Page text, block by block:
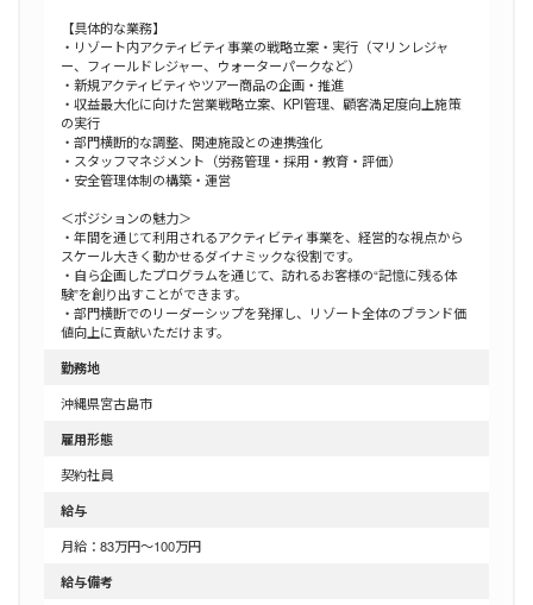
【具体的な業務】
・リゾート内アクティビティ事業の戦略立案・実行（マリンレジャ
ー、フィールドレジャー、ウォーターパークなど）
・新規アクティビティやツアー商品の企画・推進
・収益最大化に向けた営業戦略立案、KPI管理、顧客満足度向上施策
の実行
・部門横断的な調整、関連施設との連携強化
・スタッフマネジメント（労務管理・採用・教育・評価）
・安全管理体制の構築・運営
＜ポジションの魅力＞
・年間を通じて利用されるアクティビティ事業を、経営的な視点から
スケール大きく動かせるダイナミックな役割です。
・自ら企画したプログラムを通じて、訪れるお客様の“記憶に残る体
験”を創り出すことができます。
・部門横断でのリーダーシップを発揮し、リゾート全体のブランド価
値向上に貢献いただけます。
勤務地
沖縄県宮古島市
雇用形態
契約社員
給与
月給：83万円～100万円
給与備考